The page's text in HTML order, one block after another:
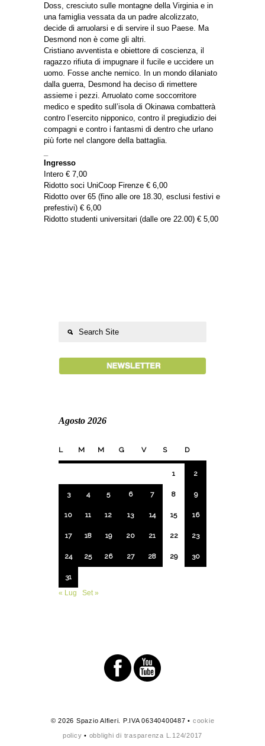
Doss, cresciuto sulle montagne della Virginia e in
una famiglia vessata da un padre alcolizzato,
decide di arruolarsi e di servire il suo Paese. Ma
Desmond non è come gli altri.
Cristiano avventista e obiettore di coscienza, il
ragazzo rifiuta di impugnare il fucile e uccidere un
uomo. Fosse anche nemico. In un mondo dilaniato
dalla guerra, Desmond ha deciso di rimettere
assieme i pezzi. Arruolato come soccorritore
medico e spedito sull’isola di Okinawa combatterà
contro l’esercito nipponico, contro il pregiudizio dei
compagni e contro i fantasmi di dentro che urlano
più forte nel clangore della battaglia.
Ingresso
Intero € 7,00
Ridotto soci UniCoop Firenze € 6,00
Ridotto over 65 (fino alle ore 18.30, esclusi festivi e
prefestivi) € 6,00
Ridotto studenti universitari (dalle ore 22.00) € 5,00
Agosto 2026
L M M G V S D
1 2
3 4 5 6 7 8 9
10 11 12 13 14 15 16
17 18 19 20 21 22 23
24 25 26 27 28 29 30
31
« Lug
Set »
© 2026 Spazio Alfieri. P.IVA 06340400487 • cookie
policy • obblighi di trasparenza L.124/2017